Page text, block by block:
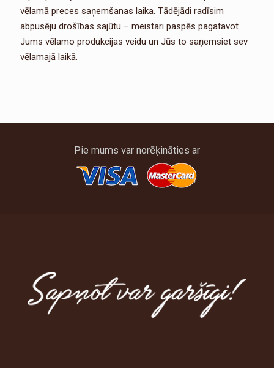
vēlamā preces saņemšanas laika. Tādējādi radīsim
abpusēju drošības sajūtu – meistari paspēs pagatavot
Jums vēlamo produkcijas veidu un Jūs to saņemsiet sev
vēlamajā laikā.
Pie mums var norēķināties ar